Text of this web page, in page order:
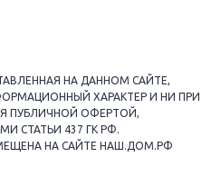
НА ДАННОМ САЙТЕ,
ХАРАКТЕР И НИ ПРИ
ПУБЛИЧНОЙ ОФЕРТОЙ,
СТАТЬИ 437 ГК РФ.
НА САЙТЕ НАШ.ДОМ.РФ